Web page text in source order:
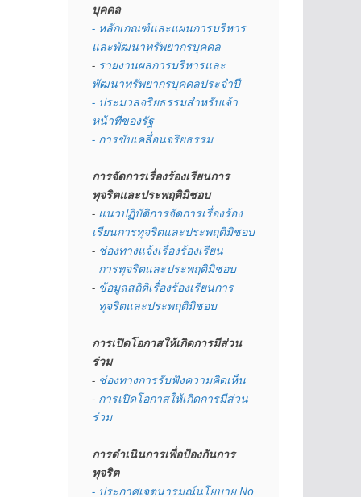
บุคคล
- หลักเกณฑ์และแผนการบริหาร
และพัฒนาทรัพยากรบุคคล
- รายงานผลการบริหารและ
พัฒนาทรัพยากรบุคคลประจำปี
- ประมวลจริยธรรมสำหรับเจ้า
หน้าที่ของรัฐ
- การขับเคลื่อนจริยธรรม
การจัดการเรื่องร้องเรียนการ
ทุจริตและประพฤติมิชอบ
- แนวปฏิบัติการจัดการเรื่องร้อง
เรียนการทุจริตและประพฤติมิชอบ
- ช่องทางแจ้งเรื่องร้องเรียน
  การทุจริตและประพฤติมิชอบ
- ข้อมูลสถิติเรื่องร้องเรียนการ
  ทุจริตและประพฤติมิชอบ
การเปิดโอกาสให้เกิดการมีส่วน
ร่วม
- ช่องทางการรับฟังความคิดเห็น
- การเปิดโอกาสให้เกิดการมีส่วน
ร่วม
การดำเนินการเพื่อป้องกันการ
ทุจริต
- ประกาศเจตนารมณ์นโยบาย No